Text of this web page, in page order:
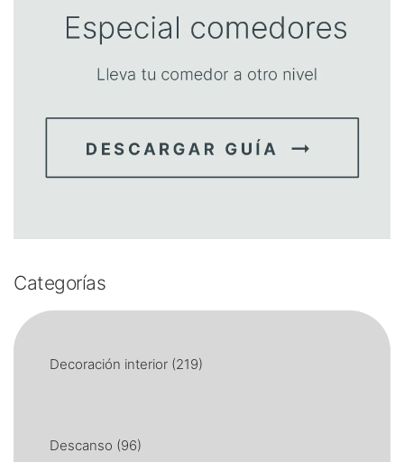
Categorías
Decoración interior (219)
Descanso (96)